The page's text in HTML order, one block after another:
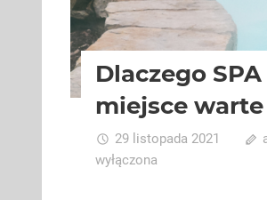
Dlaczego
miejsce
29 listopada 2021
wyłączona